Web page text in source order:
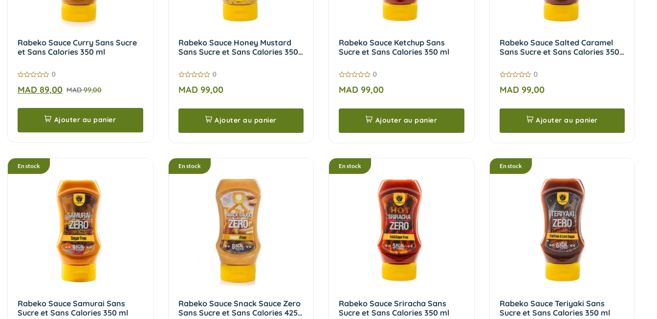
Rabeko Sauce Curry Sans Sucre
et Sans Calories 350 ml
sur
5
0
MAD99,00
MAD 89,00
Ajouter au panier
Rabeko Sauce Honey Mustard
Sans Sucre et Sans Calories 350
sur
5
0
MAD99,00
Ajouter au panier
Rabeko Sauce Ketchup Sans
Sucre et Sans Calories 350 ml
sur
5
0
MAD 99,00
Ajouter au panier
Rabeko Sauce Salted Caramel
Sans Sucre et Sans Calories 350
sur
5
0
MAD99,00
Ajouter au panier
En stock
Rabeko Sauce Samurai Sans
Sucre et Sans Calories 350 ml
En stock
Rabeko Sauce Snack Sauce Zero
Sans Sucre et Sans Calories 425
En stock
Rabeko Sauce Sriracha Sans
Sucre et Sans Calories 350 ml
En stock
Rabeko Sauce Teriyaki Sans
Sucre et Sans Calories 350 ml